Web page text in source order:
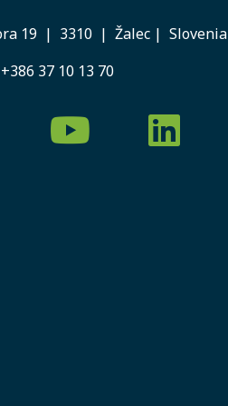
19 | 3310 | Žalec | Slovenia
+386 37 10 13 70